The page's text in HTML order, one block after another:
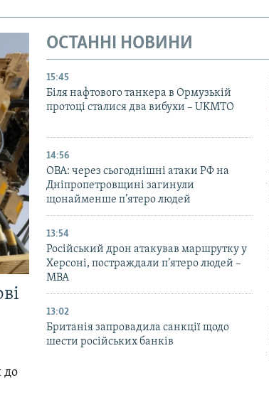
до
ОСТАННІ НОВИНИ
15:45
Біля нафтового танкера в Ормузькій
протоці сталися два вибухи – UKMTO
14:56
ОВА: через сьогоднішні атаки РФ на
Дніпропетровщині загинули
щонайменше п’ятеро людей
13:54
Російський дрон атакував маршрутку у
Херсоні, постраждали п’ятеро людей –
МВА
13:02
Британія запровадила санкції щодо
шести російських банків